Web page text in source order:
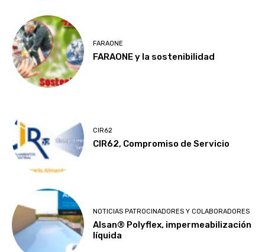
FARAONE
FARAONE y la sostenibilidad
CIR62
CIR62, Compromiso de Servicio
NOTICIAS PATROCINADORES Y COLABORADORES
Alsan® Polyflex, impermeabilización
líquida